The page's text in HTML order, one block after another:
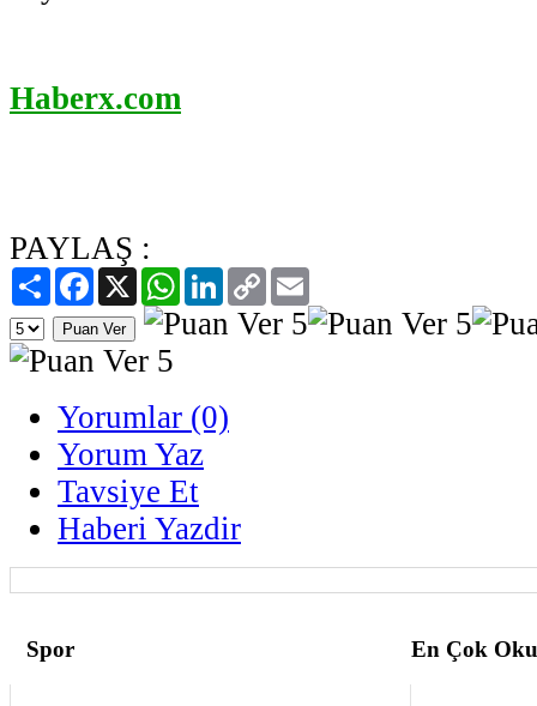
Haberx.com
PAYLAŞ :
PaylaşFacebook
X WhatsAppLinkedIn
Copy
Link
Yorumlar (0)
Yorum Yaz
Tavsiye Et
Haberi Yazdir
Spor En Çok